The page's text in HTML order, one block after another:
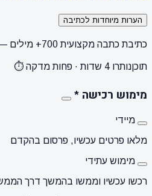
הערות מיוחדות לכתיבה
כתיבת כתבה מקצועית 700+ מילים — כלולה חינם!
תוכןנותרו 4 שדות · פחות מדקה ⏱️
מימוש רכישה *
מיידי
מלאו פרטים עכשיו, פרסום בהקדם
מימוש עתידי
רכשו עכשיו וממשו בהמשך דרך